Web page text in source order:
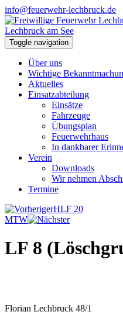
info@feuerwehr-lechbruck.de
Lechbruck am See
Toggle navigation
Über uns
Wichtige
Aktuelles
Einsatzabteilung
Einsätze
Fahrzeuge
Übungsplan
Feuerwehrhaus
In dankbarer
Verein
Downloads
Wir nehmen
Termine
HLF 20
MTW
LF 8
Florian Lechbruck 48/1